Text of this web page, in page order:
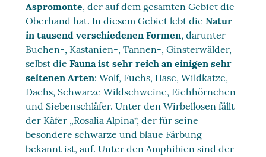
Aspromonte, der auf dem gesamten Gebiet die
Oberhand hat. In diesem Gebiet lebt dieNatur
in tausend verschiedenen Formen, darunter
Buchen-, Kastanien-, Tannen-, Ginsterwälder,
selbst dieFauna ist sehr reich an einigen sehr
seltenen Arten: Wolf, Fuchs, Hase, Wildkatze,
Dachs, Schwarze Wildschweine, Eichhörnchen
und Siebenschläfer. Unter den Wirbellosen fällt
der Käfer „Rosalia Alpina“, der für seine
besondere schwarze und blaue Färbung
bekannt ist, auf. Unter den Amphibien sind der